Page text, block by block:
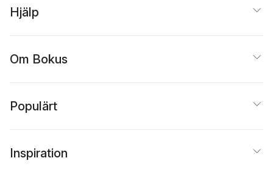
Hjälp
Om Bokus
Populärt
Inspiration